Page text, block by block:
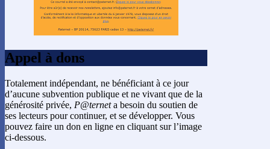
Appel à dons
Totalement indépendant, ne bénéficiant à ce jour
d’aucune subvention publique et ne vivant que de la
générosité privée, P@terneta besoin du soutien de
ses lecteurs pour continuer, et se développer. Vous
pouvez faire un don en ligne en cliquant sur l’image
ci-dessous.